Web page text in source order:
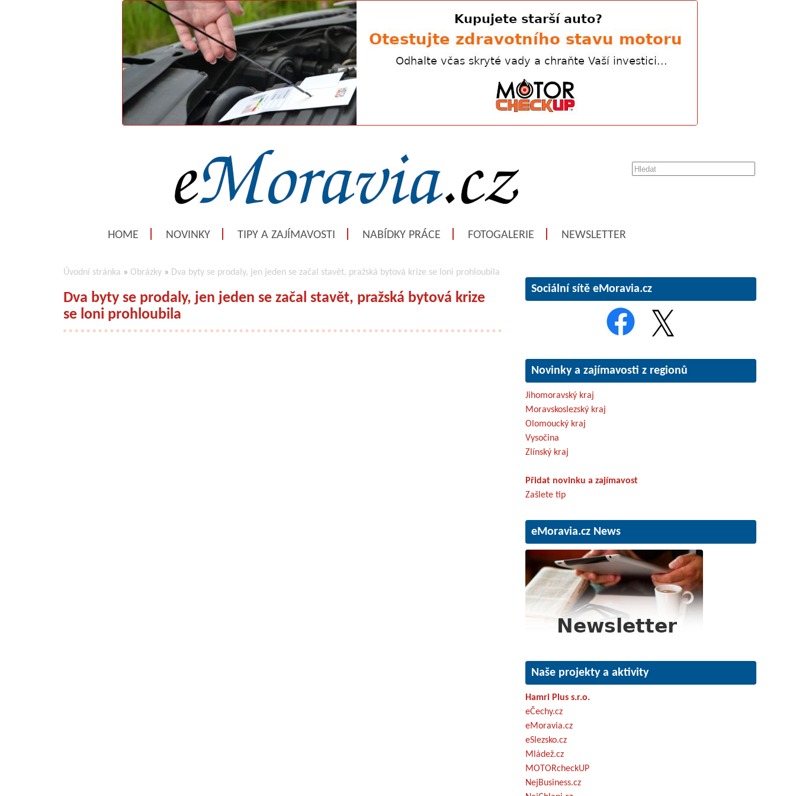
HOME NOVINKY TIPY A ZAJÍMAVOSTI NABÍDKY PRÁCE FOTOGALERIE NEWSLETTER
Úvodní stránka » Obrázky » Dva byty se prodaly, jen jeden se začal stavět, pražská bytová krize se loni prohloubila
Dva byty se prodaly, jen jeden se začal stavět, pražská bytová krize
se loni prohloubila
Sociální sítě eMoravia.cz
Novinky a zajímavosti z regionů
Jihomoravský kraj
Moravskoslezský kraj
Olomoucký kraj
Vysočina
Zlínský kraj
Přidat novinku a zajímavost
Zašlete tip
eMoravia.cz News
Naše projekty a aktivity
Hamri Plus s.r.o.
eČechy.cz
eMoravia.cz
eSlezsko.cz
Mládež.cz
MOTORcheckUP
NejBusiness.cz